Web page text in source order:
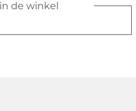
de winkel